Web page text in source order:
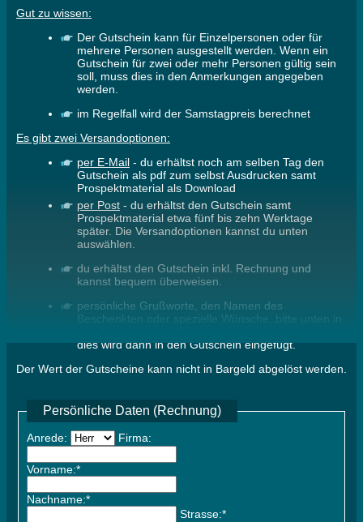
Gut zu wissen:
Der Gutschein kann für Einzelpersonen oder für
mehrere Personen ausgestellt werden. Wenn ein
Gutschein für zwei oder mehr Personen gültig sein
soll, muss dies in den Anmerkungen angegeben
werden.
im Regelfall wird der Samstagpreis berechnet
Es gibt zwei Versandoptionen:
per E-Mail - du erhältst noch am selben Tag den
Gutschein als pdf zum selbst Ausdrucken samt
Prospektmaterial als Download
per Post - du erhältst den Gutschein samt
Prospektmaterial etwa fünf bis zehn Werktage
später. Die Versandoptionen kannst du unten
auswählen.
du erhältst den Gutschein inkl. Rechnung und
kannst bequem überweisen.
persönliche Grußworte, den Namen des
Beschenkten oder spezielle Wünsche, bitte unten in
dies wird dann in den Gutschein eingefügt.
Der Wert der Gutscheine kann nicht in Bargeld abgelöst werden.
Persönliche Daten (Rechnung)
Anrede: Firma:
Vorname:*
Nachname:*
Strasse:*